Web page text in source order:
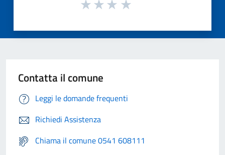
Contatta il comune
Leggi le domande frequenti
Richiedi Assistenza
Chiama il comune 0541 608111